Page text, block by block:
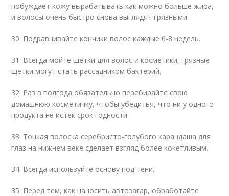
побуждает кожу вырабатывать как можно больше жира,
и волосы очень быстро снова выглядят грязными.
30. Подравнивайте кончики волос каждые 6-8 недель.
31. Всегда мойте щетки для волос и косметики, грязные
щетки могут стать рассадником бактерий.
32. Раз в полгода обязательно перебирайте свою
домашнюю косметичку, чтобы убедитья, что ни у одного
продукта не истек срок годности.
33. Тонкая полоска серебристо-голубого карандаша для
глаз на нижнем веке сделает взгляд более кокетливым.
34. Всегда используйте основу под тени.
35. Перед тем, как наносить автозагар, обработайте